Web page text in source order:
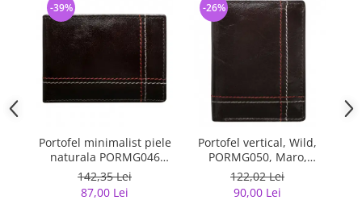
Portofel minimalist piele
naturala PORMG046
Maron, cu portcard
detasabil
142,35 Lei
87,00 Lei
-39%
Portofel vertical, Wild,
PORMG050, Maro,
minimalist, din piele
naturala
122,02 Lei
90,00 Lei
-26%